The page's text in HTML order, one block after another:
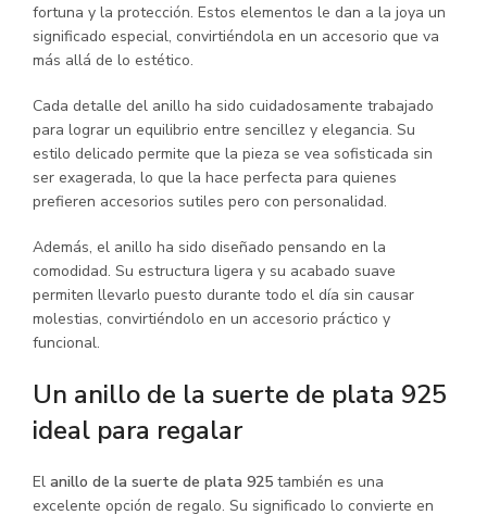
fortuna y la protección. Estos elementos le dan a la joya un
significado especial, convirtiéndola en un accesorio que va
más allá de lo estético.
Cada detalle del anillo ha sido cuidadosamente trabajado
para lograr un equilibrio entre sencillez y elegancia. Su
estilo delicado permite que la pieza se vea sofisticada sin
ser exagerada, lo que la hace perfecta para quienes
prefieren accesorios sutiles pero con personalidad.
Además, el anillo ha sido diseñado pensando en la
comodidad. Su estructura ligera y su acabado suave
permiten llevarlo puesto durante todo el día sin causar
molestias, convirtiéndolo en un accesorio práctico y
funcional.
Un anillo de la suerte de plata 925
ideal para regalar
El anillo de la suerte de plata 925 también es una
excelente opción de regalo. Su significado lo convierte en